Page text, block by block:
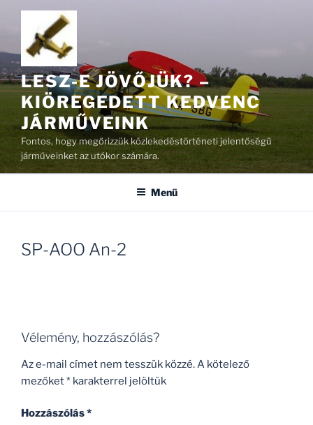
Tartalomhoz
LESZ-E JÖVŐJÜK? –
KIÖREGEDETT KEDVENC
JÁRMŰVEINK
Fontos, hogy megőrizzük közlekedéstörténeti jelentőségű
járműveinket az utókor számára.
Menü
SP-AOO An-2
Vélemény, hozzászólás?
Az e-mail címet nem tesszük közzé. A kötelező
mezőket* karakterrel jelöltük
Hozzászólás*